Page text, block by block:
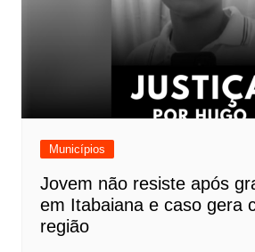
Municípios
Jovem não resiste após
em Itabaiana e caso gera
região